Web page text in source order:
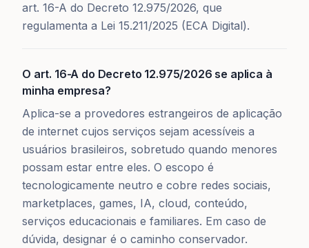
art. 16-A do Decreto 12.975/2026, que
regulamenta a Lei 15.211/2025 (ECA Digital).
O art. 16-A do Decreto 12.975/2026 se aplica à
minha empresa?
Aplica-se a provedores estrangeiros de aplicação
de internet cujos serviços sejam acessíveis a
usuários brasileiros, sobretudo quando menores
possam estar entre eles. O escopo é
tecnologicamente neutro e cobre redes sociais,
marketplaces, games, IA, cloud, conteúdo,
serviços educacionais e familiares. Em caso de
dúvida, designar é o caminho conservador.